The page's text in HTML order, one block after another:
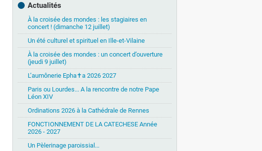
Actualités
À la croisée des mondes : les stagiaires en
concert ! (dimanche 12 juillet)
Un été culturel et spirituel en Ille-et-Vilaine
À la croisée des mondes : un concert d’ouverture
(jeudi 9 juillet)
L’aumônerie Epha✝a 2026 2027
Paris ou Lourdes... A la rencontre de notre Pape
Léon XIV
Ordinations 2026 à la Cathédrale de Rennes
FONCTIONNEMENT DE LA CATECHESE Année
2026 - 2027
Un Pèlerinage paroissial...